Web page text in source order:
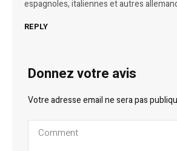
espagnoles, italiennes et autres
REPLY
Donnez votre avis
Votre adresse email ne sera pas